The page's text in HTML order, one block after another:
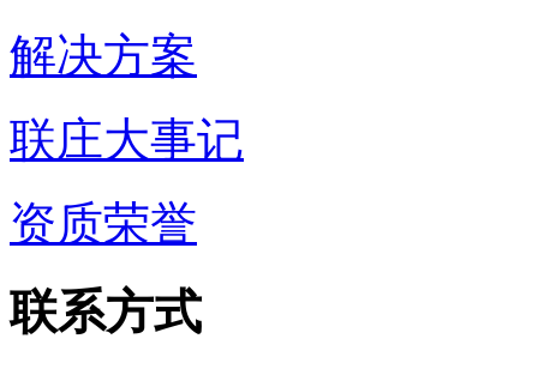
解决方案
联庄大事记
资质荣誉
联系方式